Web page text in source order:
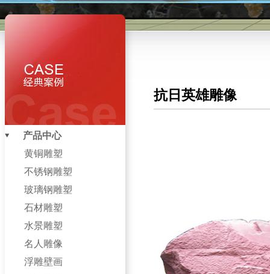
产品中心
黄铜雕塑
不锈钢雕塑
玻璃钢雕塑
石材雕塑
水景雕塑
名人雕像
浮雕壁画
抗日英雄雕像